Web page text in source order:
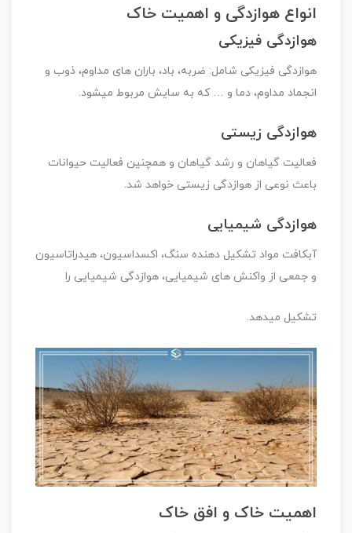
انواع هوازدگی و اهمیت خاک
هوازدگی فیزیکی
هوازدگی فیزیکی شامل: ضربه، باد، باران های مداوم، ذوب و
انجماد مداوم، دما و … که به سایش مربوط میشود.
هوازدگی زیستی
فعالیت گیاهان و رشد گیاهان و همچنین فعالیت حیوانات
باعث نوعی از هوازدگی زیستی خواهد شد.
هوازدگی شیمیایی
آبکافت مواد تشکیل دهنده سنگ، اکسداسیون، هیدراتاسیون
و جمعی از واکنش های شیمیایی، هوازدگی شیمیایی را
تشکیل میدهد.
اهمیت خاک و افق خاک